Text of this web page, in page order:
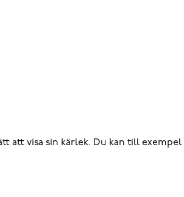
att visa sin kärlek. Du kan till